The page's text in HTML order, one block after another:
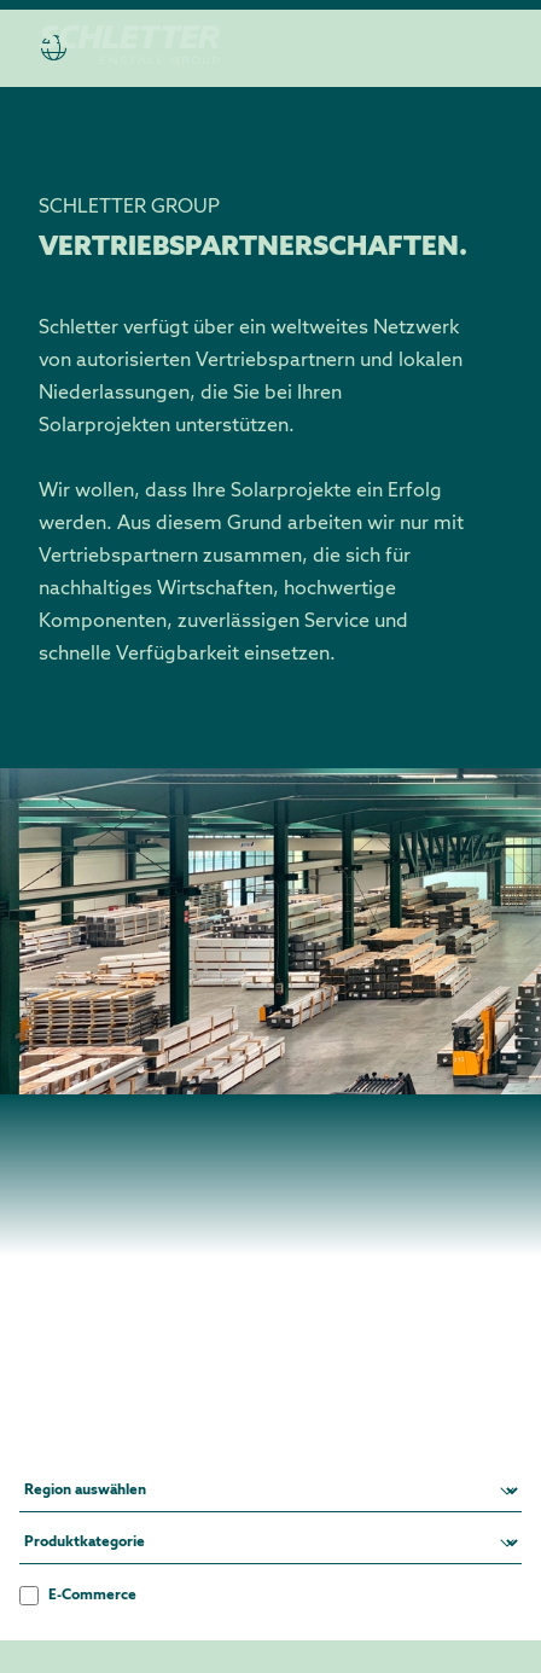
SCHLETTER GROUP
VERTRIEBSPARTNERSCHAFTEN.
Schletter verfügt über ein weltweites Netzwerk
von autorisierten Vertriebspartnern und lokalen
Niederlassungen, die Sie bei Ihren
Solarprojekten unterstützen.
Wir wollen, dass Ihre Solarprojekte ein Erfolg
werden. Aus diesem Grund arbeiten wir nur mit
Vertriebspartnern zusammen, die sich für
nachhaltiges Wirtschaften, hochwertige
Komponenten, zuverlässigen Service und
schnelle Verfügbarkeit einsetzen.
E-Commerce